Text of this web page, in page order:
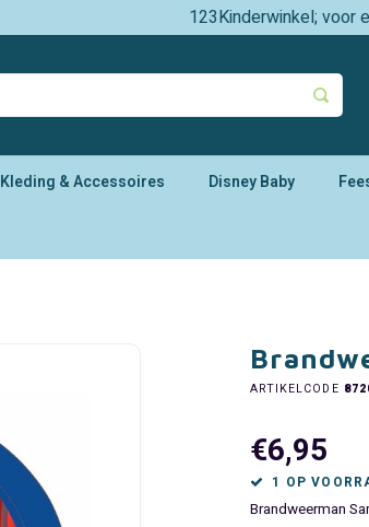
123Kinderwinkel; voor
Kleding & Accessoires Disney Baby
ARTIKELCODE
€6,95
1 OP
Brandweerman